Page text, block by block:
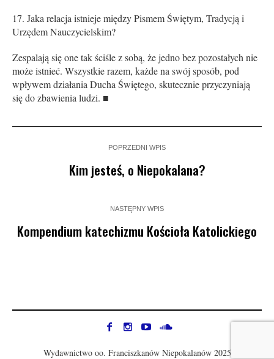
Jaka relacja istnieje między Pismem Świętym, Tradycją i
Urzędem Nauczycielskim?
Zespalają się one tak ściśle z sobą, że jedno bez pozostałych nie
może istnieć. Wszystkie razem, każde na swój sposób, pod
wpływem działania Ducha Świętego, skutecznie przyczyniają
się do zbawienia ludzi. ■
POPRZEDNI WPIS
Kim jesteś, o Niepokalana?
NASTĘPNY WPIS
Kompendium katechizmu Kościoła Katolickiego
Wydawnictwo oo. Franciszkanów Niepokalanów 2025